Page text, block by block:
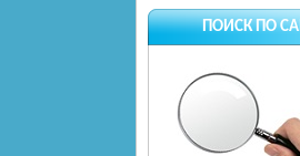
ПОИСК ПО